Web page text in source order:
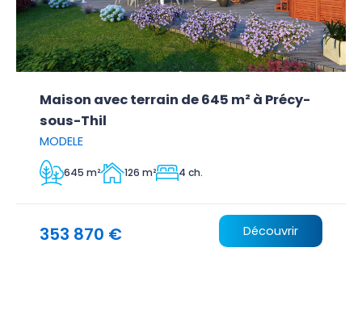
Maison avec terrain de 645 m² à Précy-
sous-Thil
MODELE
645 m² 126 m² 4 ch.
353 870 € Découvrir